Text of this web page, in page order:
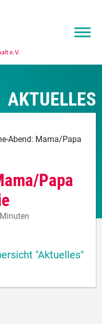
AKTUELLES
Abend: Mama/Papa
Papa
"Aktuelles"